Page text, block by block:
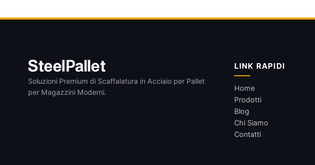
Soluzioni Premium di Scaffalatura in Acciaio per Pallet
per Magazzini Moderni.
LINK RAPIDI
Home
Prodotti
Blog
Chi Siamo
Contatti